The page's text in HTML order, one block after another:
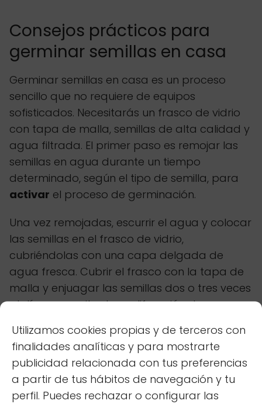
Utilizamos cookies propias y de terceros con
finalidades analíticas y para mostrarte
publicidad relacionada con tus preferencias
a partir de tus hábitos de navegación y tu
perfil. Puedes rechazar o configurar las
Consejos prácticos para
germinar semillas en casa
Germinar semillas en casa es un proceso
sencillo que no requiere de equipos
sofisticados. Necesitarás un frasco de vidrio
con tapa de malla, semillas de alta calidad y
agua filtrada. El primer paso es remojar las
semillas en agua durante un tiempo
determinado, según el tipo de semilla, para
activar el proceso de germinación.
Una vez remojadas, escurrir el agua y colocar
las semillas en el frasco de vidrio,
cubriéndolas con una capa delgada de
agua fresca. Cubrir el frasco con la tapa de
malla y enjuagar las semillas dos o tres veces
al día para evitar la proliferación de
germinación suele tardar entre 2 y 7 días,
dependiendo de latemperaturaambiente y
el tipo de semilla.
Una vez germinadas, enjuagar las semillas